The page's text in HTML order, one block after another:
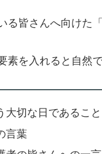
る皆さんへ向けた
素を入れると自然で
大切な日であること
言葉